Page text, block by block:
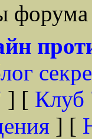
] [ Клуб
] [